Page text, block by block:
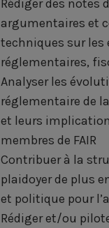
Rédiger des notes
argumentaires et
techniques sur les
réglementaires,
Analyser les
réglementaire de
et leurs
membres de FAIR
Contribuer à la
plaidoyer de plus
et politique pour
Rédiger et/ou